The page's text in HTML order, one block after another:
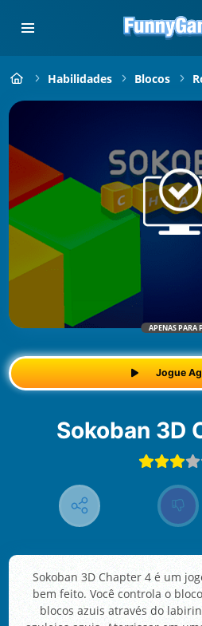
Habilidades Blocos
APENAS PARA
Jogue
Sokoban 3D
Sokoban 3D Chapter 4 é um
bem feito. Você controla o
blocos azuis através do